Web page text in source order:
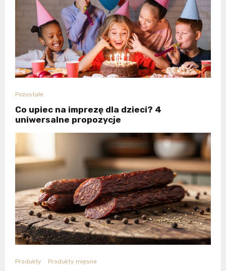
Pozostałe
Co upiec na imprezę dla dzieci? 4
uniwersalne propozycje
Produkty Produkty mięsne